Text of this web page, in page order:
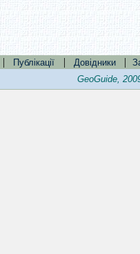
| Публікації | Довідники |
GeoGuide,